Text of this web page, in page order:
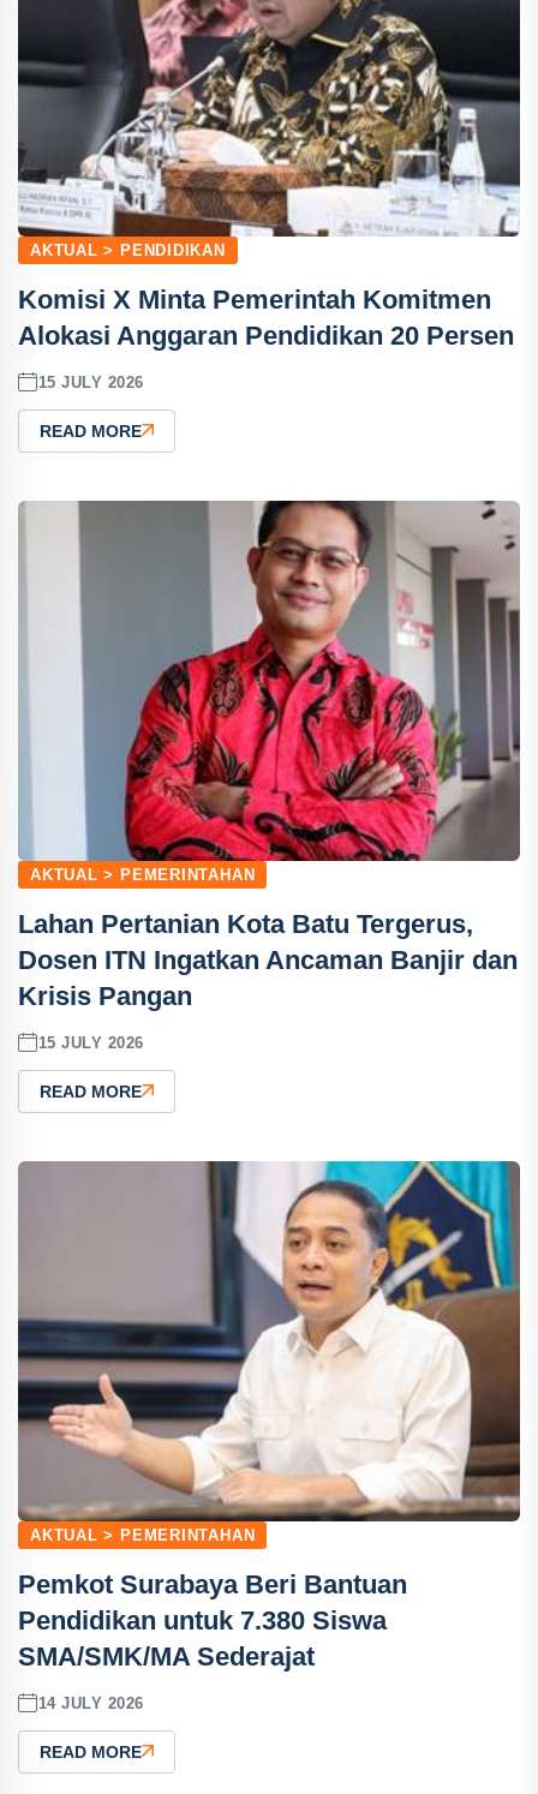
AKTUAL > PENDIDIKAN
Komisi X Minta Pemerintah Komitmen
Alokasi Anggaran Pendidikan 20 Persen
15 JULY 2026
READ MORE
AKTUAL > PEMERINTAHAN
Lahan Pertanian Kota Batu Tergerus,
Dosen ITN Ingatkan Ancaman Banjir dan
Krisis Pangan
15 JULY 2026
READ MORE
AKTUAL > PEMERINTAHAN
Pemkot Surabaya Beri Bantuan
Pendidikan untuk 7.380 Siswa
SMA/SMK/MA Sederajat
14 JULY 2026
READ MORE